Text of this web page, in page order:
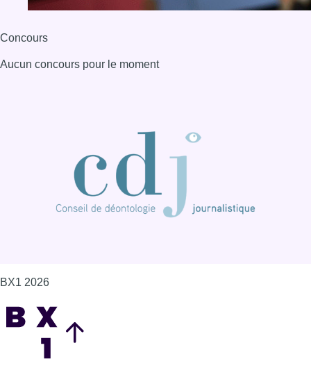
Concours
Aucun concours pour le moment
BX1 2026